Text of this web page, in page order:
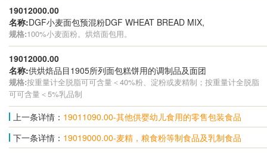
19012000.00
名称:DGF小麦面包预混粉DGF WHEAT BREAD MIX,
规格:100%小麦面粉。烘焙面包用。
19012000.00
名称:供烘焙品目1905所列面包糕饼用的调制品及面团
规格:按重量计全脱脂可可含量＜40%粉、淀粉或麦精制；按重量计全脱脂
可可含量＜5%乳品制
上一条详情： 19011090.00-其他供婴幼儿食用的零售包装食品
下一条详情： 19019000.00-麦精，粮食粉等制食品及乳制食品